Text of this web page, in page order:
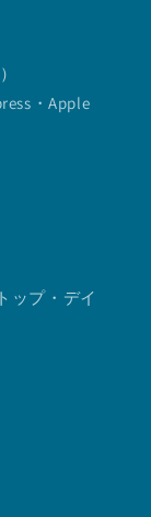
・Apple
ップ・デイ